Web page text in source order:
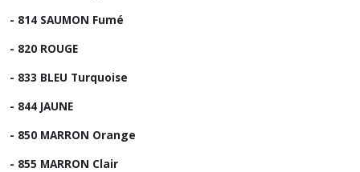
- 814 SAUMON Fumé
- 820 ROUGE
- 833 BLEU Turquoise
- 844 JAUNE
- 850 MARRON Orange
- 855 MARRON Clair